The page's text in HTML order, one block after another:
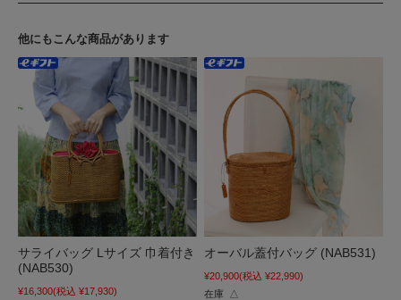
他にもこんな商品があります
サライバッグ Lサイズ 巾着付き
(NAB530)
¥16,300(税込 ¥17,930)
オーバル蓋付バッグ (NAB531)
¥20,900(税込 ¥22,990)
在庫 △